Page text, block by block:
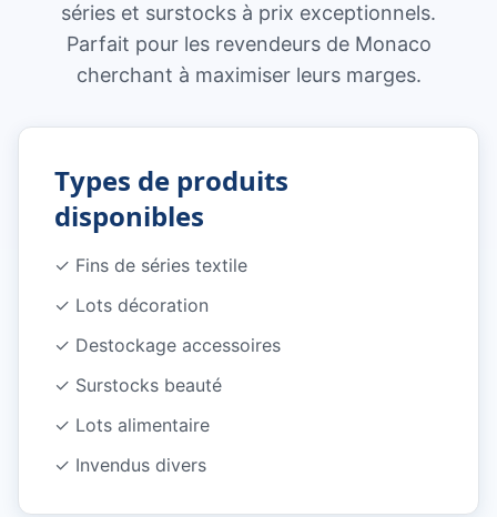
séries et surstocks à prix exceptionnels.
Parfait pour les revendeurs de Monaco
cherchant à maximiser leurs marges.
Types de produits
disponibles
✓ Fins de séries textile
✓ Lots décoration
✓ Destockage accessoires
✓ Surstocks beauté
✓ Lots alimentaire
✓ Invendus divers